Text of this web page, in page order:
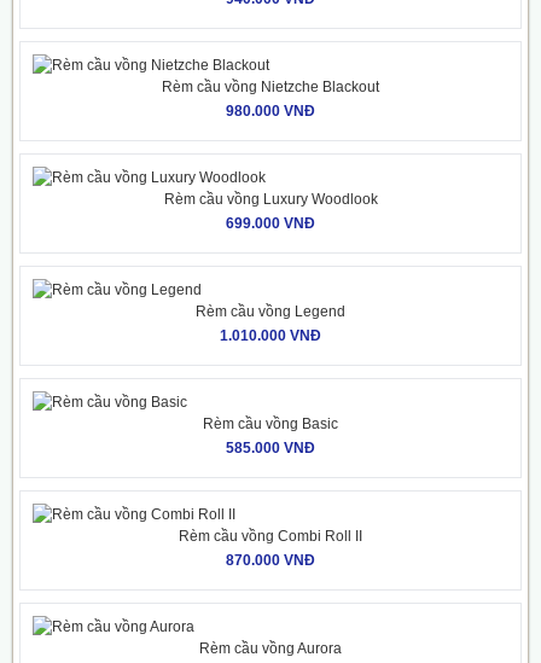
Rèm cầu vồng Nietzche Blackout
980.000 VNĐ
Rèm cầu vồng Luxury Woodlook
699.000 VNĐ
Rèm cầu vồng Legend
1.010.000 VNĐ
Rèm cầu vồng Basic
585.000 VNĐ
Rèm cầu vồng Combi Roll II
870.000 VNĐ
Rèm cầu vồng Aurora